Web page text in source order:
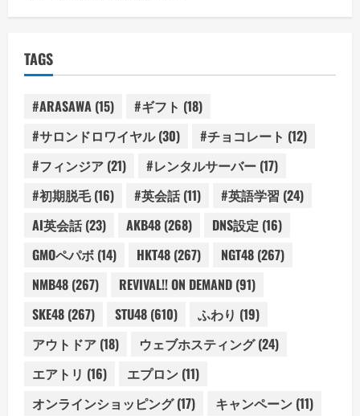
TAGS
#ARASAWA (15) #ギフト (18)
#サロンドロワイヤル(30) #チョコレート (12)
#フィンジア (21) #レンタルサーバー (17)
#初期脱毛(16) #英会話(11) #英語学習 (24)
AI英会話(23) AKB48 (268) DNS設定 (16)
GMOペパボ (14) HKT48 (267) NGT48 (267)
NMB48 (267) REVIVAL!! ON DEMAND (91)
SKE48 (267) STU48 (610) ふわり (19)
アウトドア (18) ウェブホスティング(24)
エアトリ (16) エプロン (11)
オンラインショッピング(17) キャンペーン (11)